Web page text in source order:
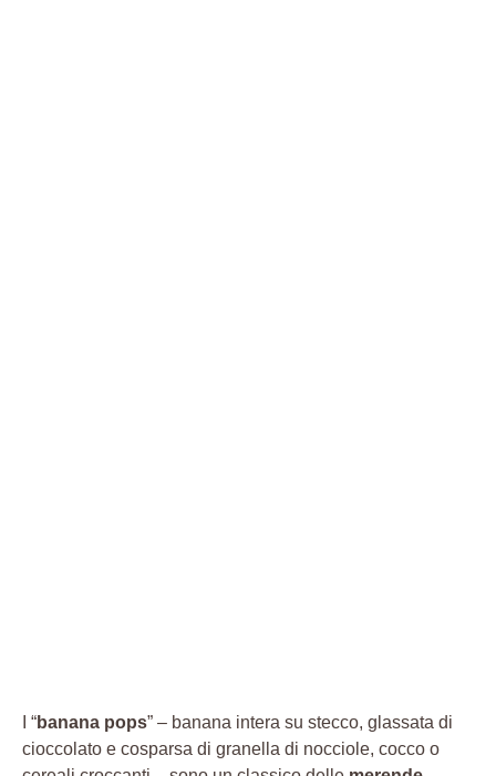
I “banana pops” – banana intera su stecco, glassata di
cioccolato e cosparsa di granella di nocciole, cocco o